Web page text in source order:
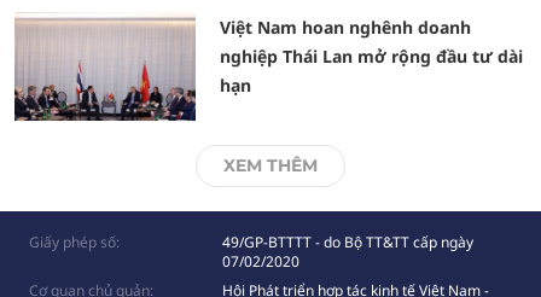
Việt Nam hoan nghênh doanh
nghiệp Thái Lan mở rộng đầu tư dài
hạn
XEM THÊM
Giấy phép số:
49/GP-BTTTT - do Bộ TT&TT cấp ngày
07/02/2020
Cơ quan chủ quản:
Hội Phát triển hợp tác kinh tế Việt Nam -